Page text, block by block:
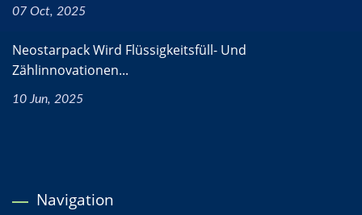
07 Oct, 2025
Neostarpack Wird Flüssigkeitsfüll- Und
Zählinnovationen...
10 Jun, 2025
Navigation